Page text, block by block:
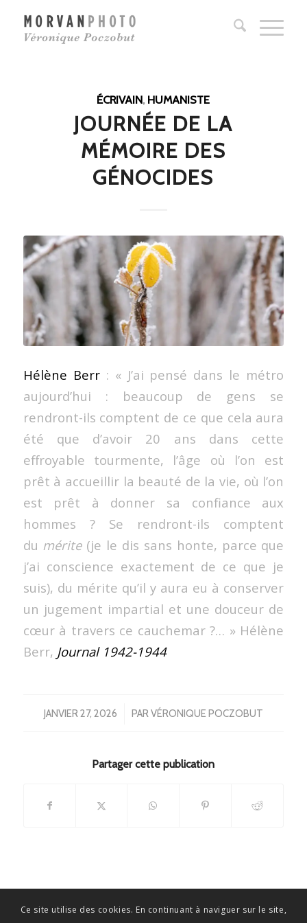
ÉCRIVAIN, HUMANISTE
JOURNÉE DE LA
MÉMOIRE DES
GÉNOCIDES
Hélène Berr: « J’ai pensé dans le métro
aujourd’hui : beaucoup de gens se
rendront-ils comptent de ce que cela aura
été que d’avoir 20 ans dans cette
effroyable tourmente, l’âge où l’on est
prêt à accueillir la beauté de la vie, où l’on
est prêt à donner sa confiance aux
hommes ? Se rendront-ils comptent
du mérite(je le dis sans honte, parce que
j’ai conscience exactement de ce que je
suis), du mérite qu’il y aura eu à conserver
un jugement impartial et une douceur de
cœur à travers ce cauchemar ?… » Hélène
Berr, Journal 1942-1944
JANVIER 27, 2026
/ PARVÉRONIQUE POCZOBUT
Partager cette publication
Ce site utilise des cookies. En continuant à naviguer sur le site,